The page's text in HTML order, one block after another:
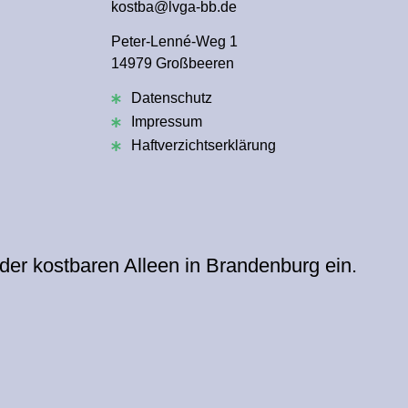
kostba@lvga-bb.de
Peter-Lenné-Weg 1
14979 Großbeeren
Datenschutz
Impressum
Haftverzichtserklärung
kostbaren Alleen in Brandenburg ein.